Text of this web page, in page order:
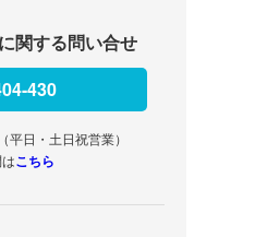
関する問い合せ
430
日・土日祝営業）
こちら